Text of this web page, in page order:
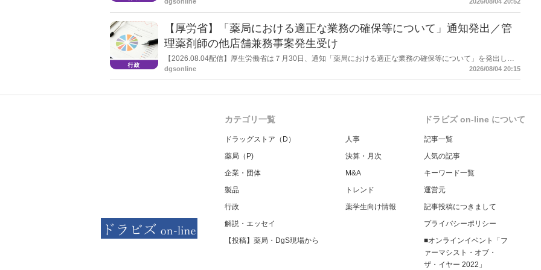
【厚労省】「薬局における適正な業務の確保等について」通知発出／管
理薬剤師の他店舗兼務事案発生受け
【2026.08.04配信】厚生労働省は７月30日、通知「薬局における適正な業務の確保等について」を発出し
た。
dgsonline 2026/08/04 20:15
カテゴリ一覧
ドラッグストア（D）
薬局（P)
企業・団体
製品
行政
解説・エッセイ
【投稿】薬局・DgS現場から
人事
決算・月次
M&A
トレンド
薬学生向け情報
ドラビズ on-line について
記事一覧
人気の記事
キーワード一覧
運営元
記事投稿につきまして
プライバシーポリシー
■オンラインイベント「フ
ァーマシスト・オブ・
ザ・イヤー 2022」